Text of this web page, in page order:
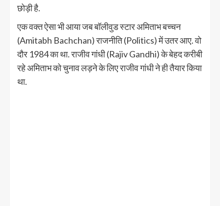
छोड़ी है.
एक वक्त ऐसा भी आया जब बॉलीवुड स्टार अमिताभ बच्चन
(Amitabh Bachchan) राजनीति (Politics) में उतर आए. वो
दौर 1984 का था. राजीव गांधी (Rajiv Gandhi) के बेहद करीबी
रहे अमिताभ को चुनाव लड़ने के लिए राजीव गांधी ने ही तैयार किया
था.